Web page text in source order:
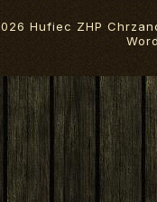
Hufiec ZHP